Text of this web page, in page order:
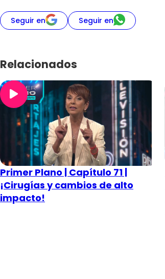
Seguir en Seguir en
Relacionados
Primer Plano | Capítulo 71 |
¡Cirugías y cambios de alto
impacto!